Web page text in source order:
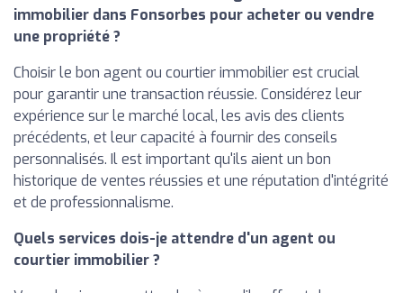
immobilier dans Fonsorbes pour acheter ou vendre
une propriété ?
Choisir le bon agent ou courtier immobilier est crucial
pour garantir une transaction réussie. Considérez leur
expérience sur le marché local, les avis des clients
précédents, et leur capacité à fournir des conseils
personnalisés. Il est important qu'ils aient un bon
historique de ventes réussies et une réputation d'intégrité
et de professionnalisme.
Quels services dois-je attendre d'un agent ou
courtier immobilier ?